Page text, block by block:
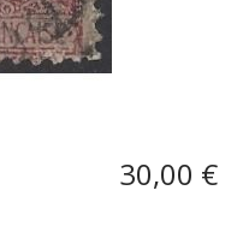
30,00 €